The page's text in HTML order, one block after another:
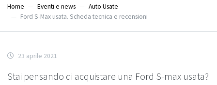
Home Eventi e news
Auto Usate
Ford S-Max usata. Scheda tecnica e recensioni
23 aprile 2021
Stai pensando di acquistare una Ford S-max usata?